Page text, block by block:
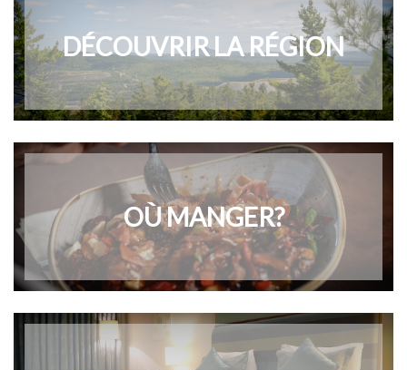
DÉCOUVRIR LA RÉGION
OÙ MANGER?